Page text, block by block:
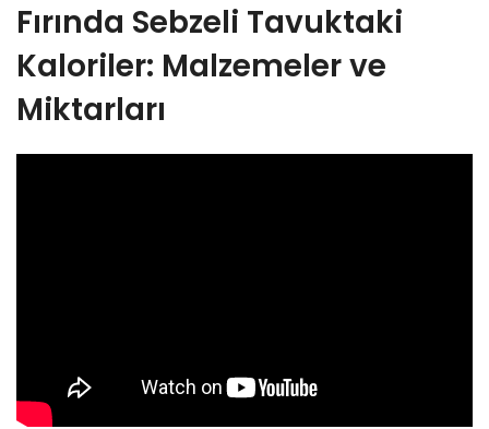
Fırında Sebzeli Tavuktaki
Kaloriler: Malzemeler ve
Miktarları